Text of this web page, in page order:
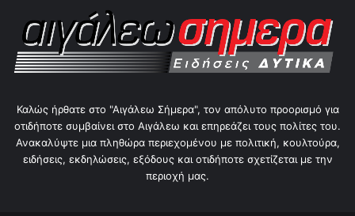
Καλώς ήρθατε στο "Αιγάλεω Σήμερα", τον απόλυτο προορισμό για
οτιδήποτε συμβαίνει στο Αιγάλεω και επηρεάζει τους πολίτες του.
Ανακαλύψτε μια πληθώρα περιεχομένου με πολιτική, κουλτούρα,
ειδήσεις, εκδηλώσεις, εξόδους και οτιδήποτε σχετίζεται με την
περιοχή μας.